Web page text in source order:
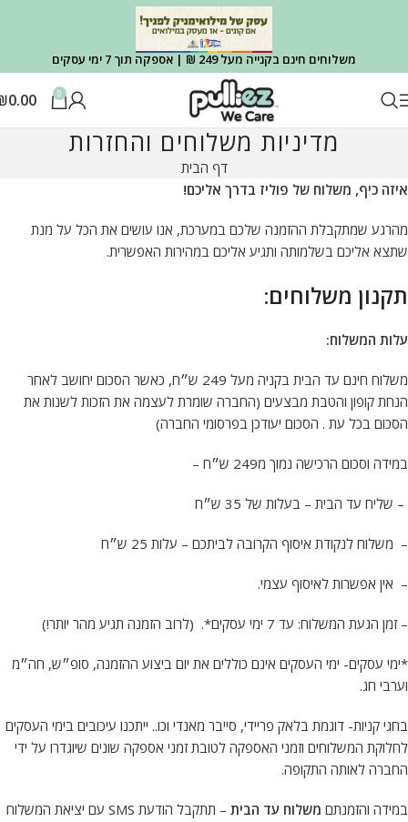
משלוחים חינם בקנייה מעל 249 ₪ | אספקה תוך 7 ימי עסקים
0
0.00
מדיניות משלוחים והחזרות
דף הבית
איזה כיף, משלוח של פוליז בדרך אליכם!
מהרגע שמתקבלת ההזמנה שלכם במערכת, אנו עושים את הכל על מנת
שתצא אליכם בשלמותה ותגיע אליכם במהירות האפשרית.
תקנון משלוחים:
עלות המשלוח:
משלוח חינם עד הבית בקניה מעל 249 ש״ח, כאשר הסכום יחושב לאחר
הנחת קופון והטבת מבצעים (החברה שומרת לעצמה את הזכות לשנות את
הסכום בכל עת . הסכום יעודכן בפרסומי החברה)
במידה וסכום הרכישה נמוך מ249 ש״ח –
– שליח עד הבית – בעלות של 35 ש״ח
– משלוח לנקודת איסוף הקרובה לביתכם – עלות 25 ש״ח
– אין אפשרות לאיסוף עצמי.
– זמן הגעת המשלוח: עד 7 ימי עסקים*. (לרוב הזמנה תגיע מהר יותר!)
*ימי עסקים- ימי העסקים אינם כוללים את יום ביצוע ההזמנה, סופ״ש, חה״מ
וערבי חג.
בחגי קניות- דוגמת בלאק פריידי, סייבר מאנדי וכו.. ייתכנו עיכובים בימי העסקים
לחלוקת המשלוחים וזמני האספקה לטובת זמני אספקה שונים שיוגדרו על ידי
החברה לאותה התקופה.
במידה והזמנתם משלוח עד הבית
– תתקבל הודעת SMS עם יציאת המשלוח